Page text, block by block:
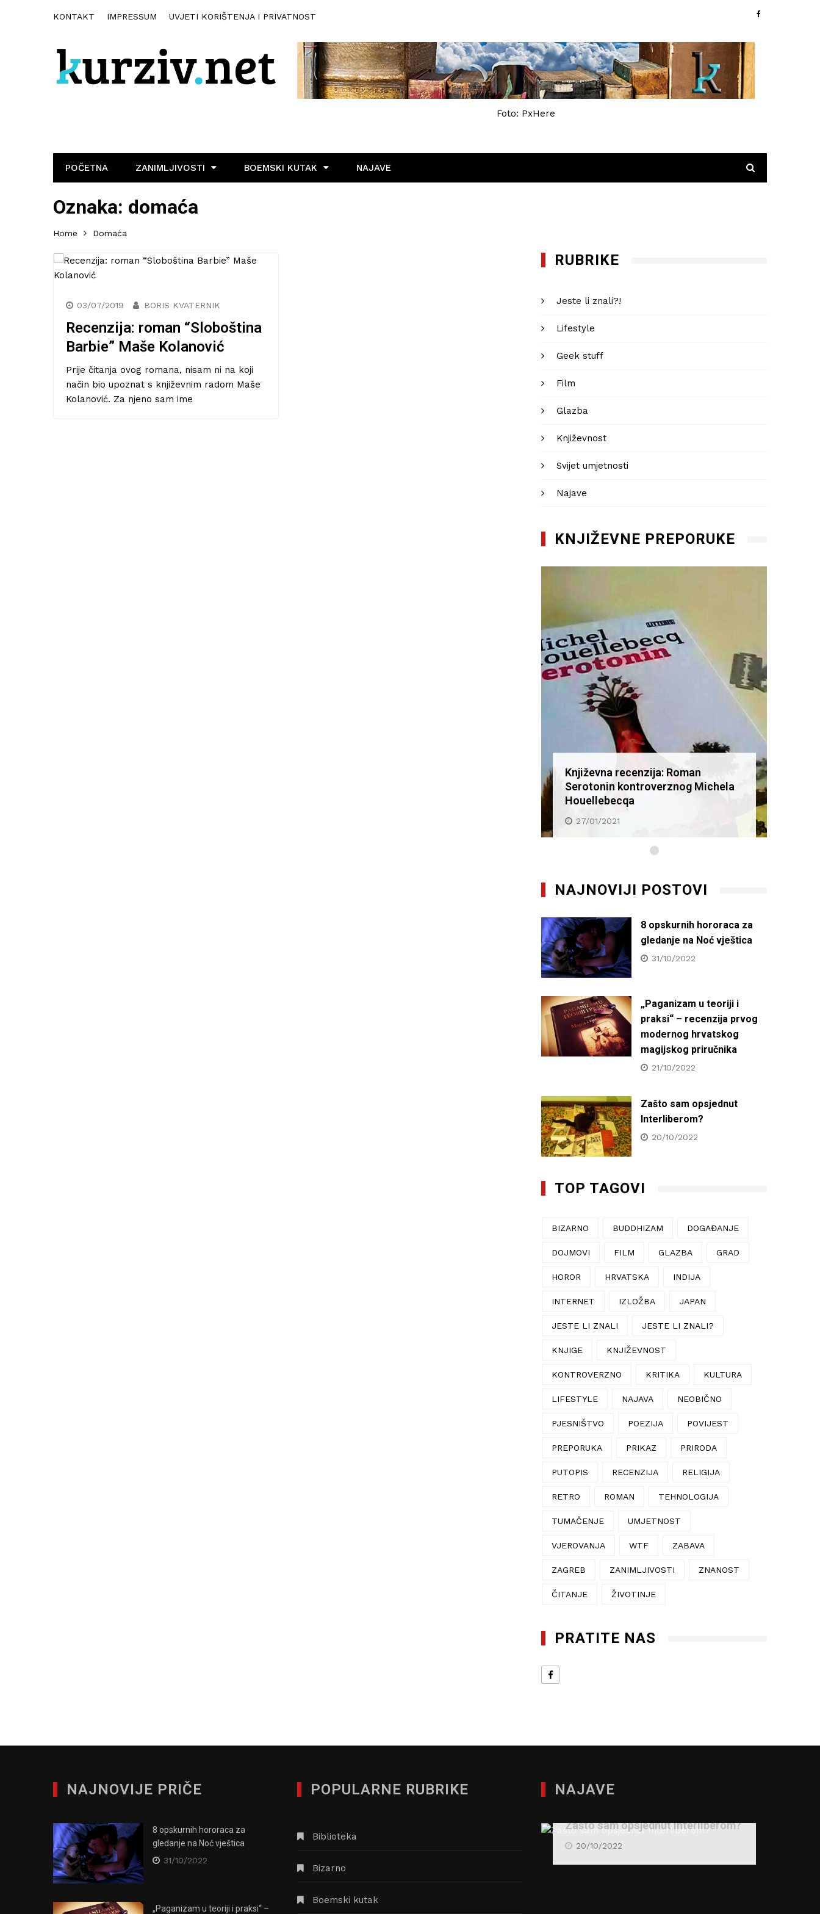
KONTAKT IMPRESSUM UVJETI KORIŠTENJA I PRIVATNOST
Foto: PxHere
POČETNA ZANIMLJIVOSTI BOEMSKI KUTAK NAJAVE
Oznaka: domaća
Home Domaća
03/07/2019 BORIS KVATERNIK
Recenzija: roman “Sloboština
Barbie” Maše Kolanović
Prije čitanja ovog romana, nisam ni na koji
način bio upoznat s književnim radom Maše
Kolanović. Za njeno sam ime
RUBRIKE
Jeste li znali?!
Lifestyle
Geek stuff
Film
Glazba
Književnost
Svijet umjetnosti
Najave
KNJIŽEVNE PREPORUKE
Književna recenzija: Roman
Serotonin kontroverznog Michela
Houellebecqa
27/01/2021
NAJNOVIJI POSTOVI
8 opskurnih hororaca za
gledanje na Noć vještica
31/10/2022
„Paganizam u teoriji i
praksi“ – recenzija prvog
modernog hrvatskog
magijskog priručnika
21/10/2022
Zašto sam opsjednut
Interliberom?
20/10/2022
TOP TAGOVI
BIZARNO BUDDHIZAM DOGAĐANJE
DOJMOVI FILM GLAZBA GRAD
HOROR HRVATSKA INDIJA
INTERNET IZLOŽBA JAPAN
JESTE LI ZNALI JESTE LI ZNALI?
KNJIGE KNJIŽEVNOST
KONTROVERZNO KRITIKA KULTURA
LIFESTYLE NAJAVA NEOBIČNO
PJESNIŠTVO POEZIJA POVIJEST
PREPORUKA PRIKAZ PRIRODA
PUTOPIS RECENZIJA RELIGIJA
RETRO ROMAN TEHNOLOGIJA
TUMAČENJE UMJETNOST
VJEROVANJA WTF ZABAVA
ZAGREB ZANIMLJIVOSTI ZNANOST
ČITANJE ŽIVOTINJE
PRATITE NAS
NAJNOVIJE PRIČE
8 opskurnih hororaca za
gledanje na Noć vještica
31/10/2022
„Paganizam u teoriji i praksi“ –
POPULARNE RUBRIKE
Biblioteka
Bizarno
Boemski kutak
NAJAVE
Zašto sam opsjednut Interliberom?
20/10/2022